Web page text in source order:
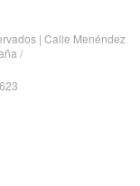
| Calle Menéndez
/